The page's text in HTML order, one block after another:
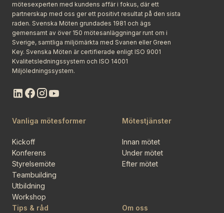
mötesexperten med kundens affär i fokus, där ett
partnerskap med oss ger ett positivt resultat på den sista
raden. Svenska Möten grundades 1981 och ägs
gemensamt av över 150 mötesanläggningar runt om i
Sverige, samtliga miljömärkta med Svanen eller Green
Key. Svenska Möten är certifierade enligt ISO 9001
Kvalitetsledningssystem och ISO 14001
Miljöledningssystem.
Vanliga mötesformer
Kickoff
Konferens
Styrelsemöte
Teambuilding
Utbildning
Workshop
Mötestjänster
Innan mötet
Under mötet
Efter mötet
Tips & råd Om oss